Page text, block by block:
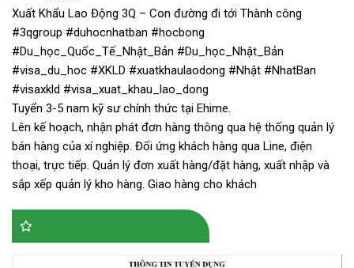
Xuất Khẩu Lao Động 3Q – Con đường đi tới Thành công
#3qgroup #duhocnhatban #hocbong
#Du_học_Quốc_Tế_Nhật_Bản #Du_học_Nhật_Bản
#visa_du_hoc #XKLD #xuatkhaulaodong #Nhật #NhatBan
#visaxkld #visa_xuat_khau_lao_dong
Tuyển 3-5 nam kỹ sư chính thức tại Ehime.
Lên kế hoạch, nhận phát đơn hàng thông qua hệ thống quản lý
bán hàng của xí nghiệp. Đối ứng khách hàng qua Line, điện
thoại, trực tiếp. Quản lý đơn xuất hàng/đặt hàng, xuất nhập và
sắp xếp quản lý kho hàng. Giao hàng cho khách